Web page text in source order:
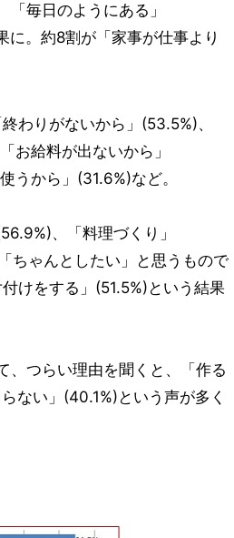
「毎日のようにある」
。約8割が「家事が仕事より
わりがないから」(53.5%)、
お給料が出ないから」
うから」(31.6%)など。
、「料理づくり」
ちゃんとしたい」と思うもので
けをする」(51.5%)という結果
、つらい理由を聞くと、「作る
ない」(40.1%)という声が多く